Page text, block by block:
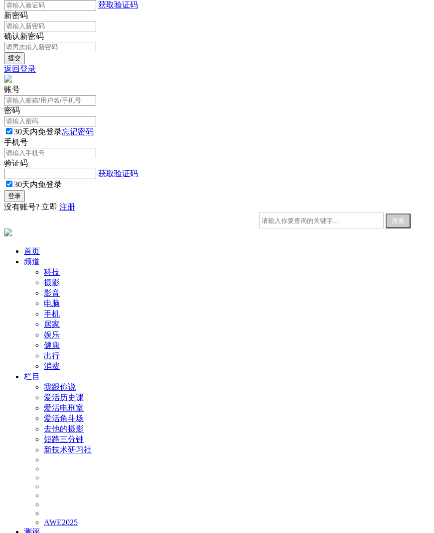
获取验证码
新密码
确认新密码
返回登录
账号
密码
30天内免登录忘记密码
手机号
验证码
获取验证码
30天内免登录
没有账号? 立即 注册
首页
频道
科技
摄影
影音
电脑
手机
居家
娱乐
健康
出行
消费
栏目
我跟你说
爱活历史课
爱活电刑室
爱活角斗场
去他的摄影
短路三分钟
新技术研习社
AWE2025